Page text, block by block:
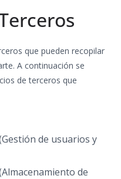
que pueden recopilar
A continuación se
de terceros que
de usuarios y
de